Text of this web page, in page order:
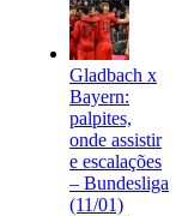
Gladbach x
Bayern:
palpites,
onde assistir
e escalações
– Bundesliga
(11/01)